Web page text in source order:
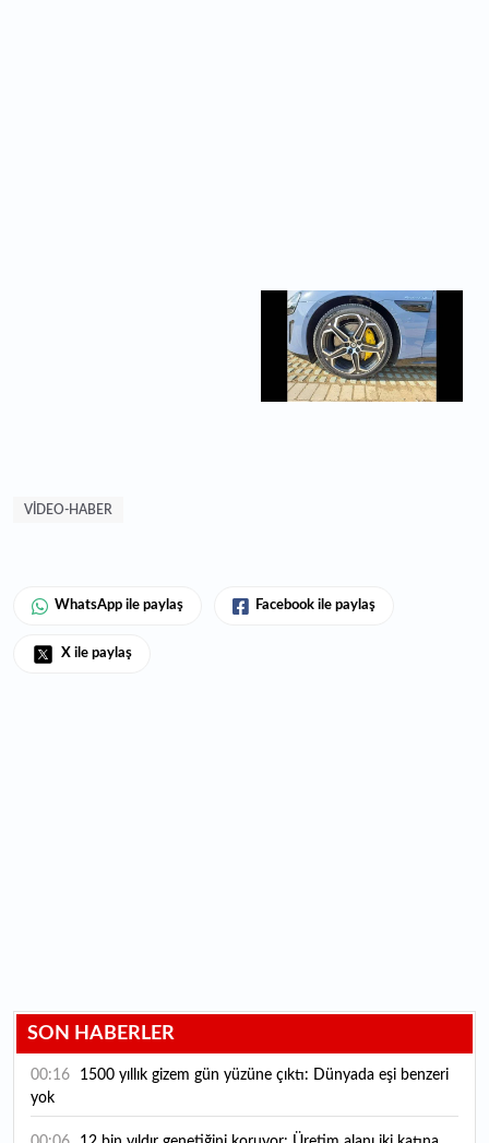
VIDEO-HABER
WhatsApp ile paylaş Facebook ile paylaş
X ile paylaş
SON HABERLER
00:16
yok